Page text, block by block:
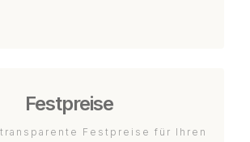
Festpreise
Festpreise für Ihren